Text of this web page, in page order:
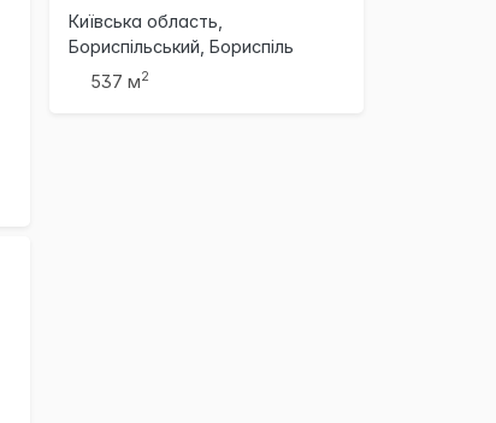
Київська область,
Бориспільський, Бориспіль
537 м2